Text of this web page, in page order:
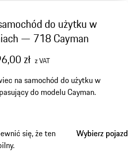
do użytku w
— 718 Cayman
zł z VAT
na samochód do użytku w
do modelu Cayman.
się, że ten
Wybierz pojazd
Wybierz pojazd